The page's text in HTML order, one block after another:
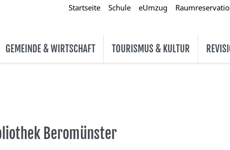
Startseite Schule eUmzug
GEMEINDE & WIRTSCHAFT TOURISMUS & KULTUR
Beromünster